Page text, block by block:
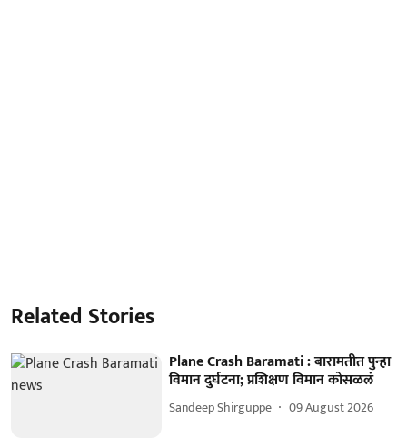
Related Stories
Plane Crash Baramati : बारामतीत पुन्हा
विमान दुर्घटना; प्रशिक्षण विमान कोसळलं
Sandeep Shirguppe 09 August 2026